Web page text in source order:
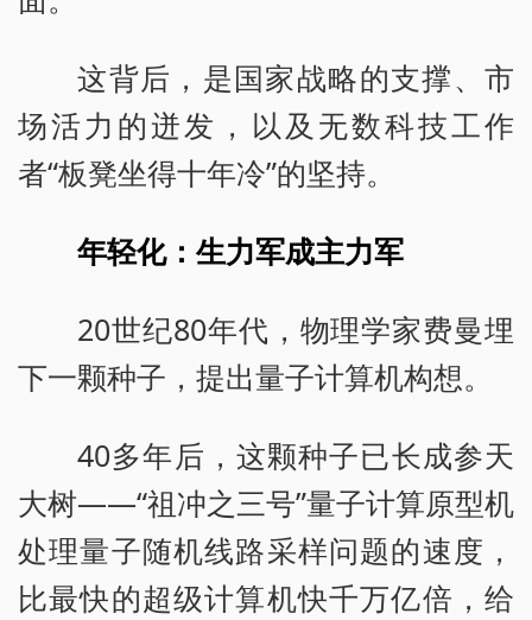
这背后，是国家战略的支撑、市
场活力的迸发，以及无数科技工作
者“板凳坐得十年冷”的坚持。
年轻化：生力军成主力军
20世纪80年代，物理学家费曼埋
下一颗种子，提出量子计算机构想。
40多年后，这颗种子已长成参天
大树——“祖冲之三号”量子计算原型机
处理量子随机线路采样问题的速度，
比最快的超级计算机快千万亿倍，给